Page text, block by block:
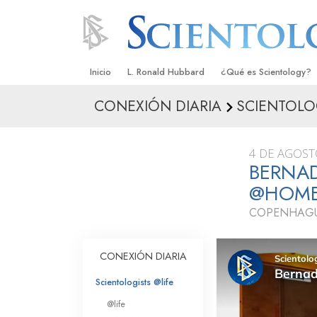
Inicio L. Ronald Hubbard ¿Qué es Scientology?
Creencias y Prácticas
Qué dicen los
Scientology
Conoce a un
Los Principios
Una Introducción a
CONEXIÓN DIARIA
4 DE
CONEXIÓN DIARIA
Scientologists @life
@life